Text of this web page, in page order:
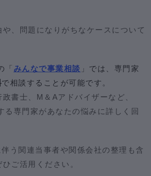
、問題になりがちなケースについて
「 みんなで事業相談 」では、専門家
で相談することが可能です。
書士、M＆Aアドバイザーなど、
る専門家があなたの悩みに詳しく回
う関連当事者や関係会社の整理も含
ご活用ください。